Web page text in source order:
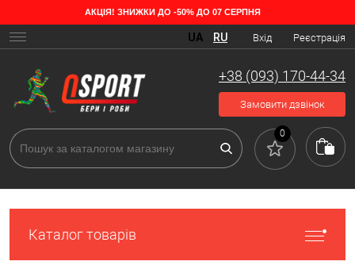
АКЦІЯ! ЗНИЖКИ ДО -50% ДО 07 СЕРПНЯ
Вхід Реєстрація
UA RU
+38 (093) 170-44-34
Замовити дзвінок
0
Каталог товарів